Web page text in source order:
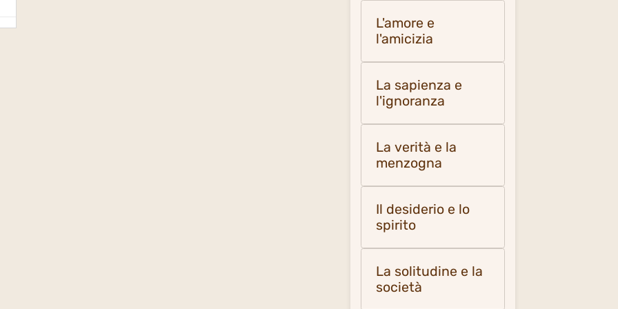
L'amore e
l'amicizia
La sapienza e
l'ignoranza
La verità e la
menzogna
Il desiderio e lo
spirito
La solitudine e la
società